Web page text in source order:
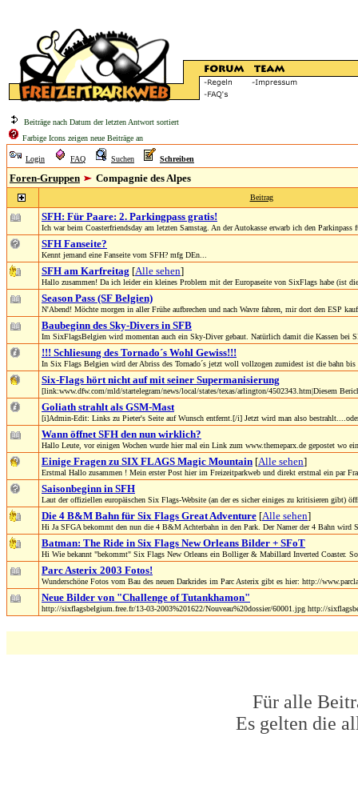
Beiträge nach Datum der letzten Antwort sortiert
Farbige Icons zeigen neue Beiträge an
Login FAQ Suchen Schreiben
Foren-Gruppen Compagnie des Alpes
Beitrag
SFH: Für Paare: 2. Parkingpass gratis!
Ich war beim Coasterfriendsday am letzten Samstag. An der Autokasse erwarb ich den
SFH Fanseite?
Kennt jemand eine Fanseite vom SFH? mfg DEn...
SFH am Karfreitag [Alle sehen]
Hallo zusammen! Da ich leider ein kleines Problem mit der Europaseite von SixFlags habe (ist
Season Pass (SF Belgien)
N'Abend! Möchte morgen in aller Frühe aufbrechen und nach Wavre fahren, mir dort den ESP
Baubeginn des Sky-Divers in SFB
Im SixFlagsBelgien wird momentan auch ein Sky-Diver gebaut. Natürlich damit die Kassen bei
!!! Schliesung des Tornado´s Wohl Gewiss!!!
In Six Flags Belgien wird der Abriss des Tornado´s jetzt woll vollzogen zumidest ist die bahn bis
Six-Flags hört nicht auf mit seiner Supermanisierung
[link:www.dfw.com/mld/startelegram/news/local/states/texas/arlington/4502343.htm|Diesem
Goliath strahlt als GSM-Mast
[i]Admin-Edit: Links zu Pieter's Seite auf Wunsch entfernt.[/i] Jetzt wird man also
Wann öffnet SFH den nun wirklich?
Hallo Leute, vor einigen Wochen wurde hier mal ein Link zum www.themeparx.de gepostet wo
Einige Fragen zu SIX FLAGS Magic Mountain [Alle sehen]
Erstmal Hallo zusammen ! Mein erster Post hier im Freizeitparkweb und direkt erstmal ein par
Saisonbeginn in SFH
Laut der offiziellen europäischen Six Flags-Website (an der es sicher einiges zu kritisieren gibt)
Die 4 B&M Bahn für Six Flags Great Adventure [Alle sehen]
Hi Ja SFGA bekommt den nun die 4 B&M Achterbahn in den Park. Der Namer der 4 Bahn wird
Batman: The Ride in Six Flags New Orleans Bilder + SFoT
Hi Wie bekannt "bekommt" Six Flags New Orleans ein Bolliger & Mabillard Inverted Coaster.
Parc Asterix 2003 Fotos!
Wunderschöne Fotos vom Bau des neuen Darkrides im Parc Asterix gibt es hier: http://
Neue Bilder von "Challenge of Tutankhamon"
http://sixflagsbelgium.free.fr/13-03-2003%201622/Nouveau%20dossier/60001.jpg http://
Für alle
Es gelten die